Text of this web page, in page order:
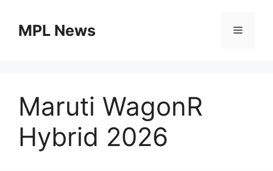
contentMPL News Menu
Maruti WagonR
Hybrid 2026